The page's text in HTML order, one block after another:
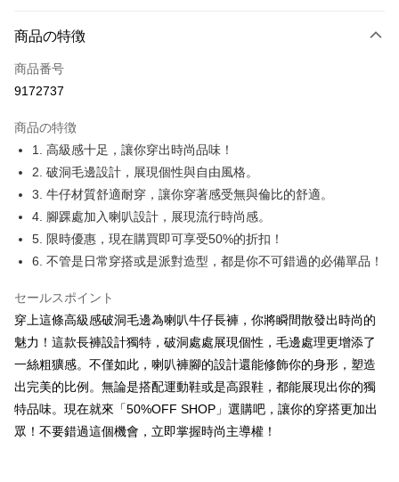
クレジットカード1回払い
コンビニ店頭代金引換
Apple Pay
JKOPAY
Easy Wallet
Google Pay
OP Pay Later
説明
【OP Pay Later 使用説明】
1. 本サービスは台湾大哥大によって提供され、台湾大哥大のユーザーは追
加の申請なしで即時に利用可能です。
的に OP Pay Later の取引プロセスに移行し、携帯番号を確認後、分割払
いの回数や支払い期限を選択し、支払いを確認すると取引が完了します。
AFTEE代金後払い
説明
一、 AFTEE代金後払いについて
ウが表示されます。
ATM払い
商品の特徴
商品番号
9172737
商品の特徴
1. 高級感十足，讓你穿出時尚品味！
2. 破洞毛邊設計，展現個性與自由風格。
3. 牛仔材質舒適耐穿，讓你穿著感受無與倫比的舒適。
4. 腳踝處加入喇叭設計，展現流行時尚感。
5. 限時優惠，現在購買即可享受50%的折扣！
6. 不管是日常穿搭或是派對造型，都是你不可錯過的必備單品！
セールスポイント
穿上這條高級感破洞毛邊為喇叭牛仔長褲，你將瞬間散發出時尚的
魅力！這款長褲設計獨特，破洞處處展現個性，毛邊處理更增添了
一絲粗獷感。不僅如此，喇叭褲腳的設計還能修飾你的身形，塑造
出完美的比例。無論是搭配運動鞋或是高跟鞋，都能展現出你的獨
特品味。現在就來「50%OFF SHOP」選購吧，讓你的穿搭更加出
眾！不要錯過這個機會，立即掌握時尚主導權！